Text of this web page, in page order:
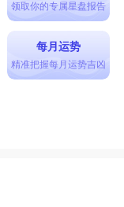
领取你的专属星盘报告
每月运势
精准把握每月运势吉凶